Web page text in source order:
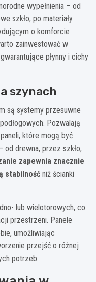
wypełnienia – od
szkło, po materiały
o komforcie
zainwestować w
płynny i cichy
szynach
są systemy przesuwne
Pozwalają
które mogą być
od drewna, przez szkło,
zapewnia znacznie
stabilność niż ścianki
lub wielotorowych, co
przestrzeni. Panele
umożliwiając
przejść o różnej
potrzeb.